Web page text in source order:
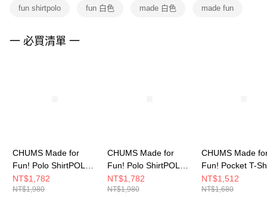
權轉讓予恩沛科技股份有限公司。
３．未成年的使用者請事先徵得法定代理人或監護人之同意方可使用
「AFTEE先享後付」，若未經同意申辦者引起之損失，本公司不負相關責
fun shirtpolo fun 白色 made 白色 made fun
一 必買清單 一
CHUMS Made for
Fun! Polo ShirtPOLO
男 短袖上衣 黑色
CH021268K001
NT$1,782
NT$1,980
CHUMS Made for
Fun! Polo ShirtPOLO
男 短袖上衣 深藍
CH021268N001
NT$1,782
NT$1,980
CHUMS Made
Fun! Pocket T-
短袖上衣 白色
CH012746W001
NT$1,512
NT$1,680